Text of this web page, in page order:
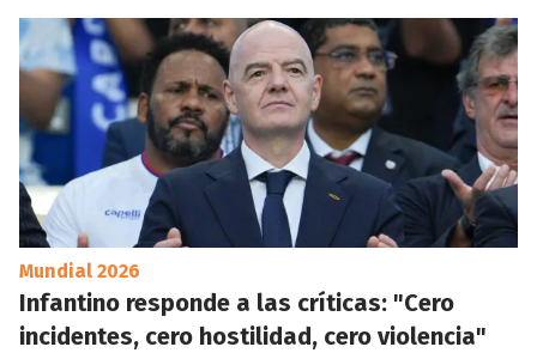
Mundial 2026
Infantino responde a las críticas: "Cero
incidentes, cero hostilidad, cero violencia"